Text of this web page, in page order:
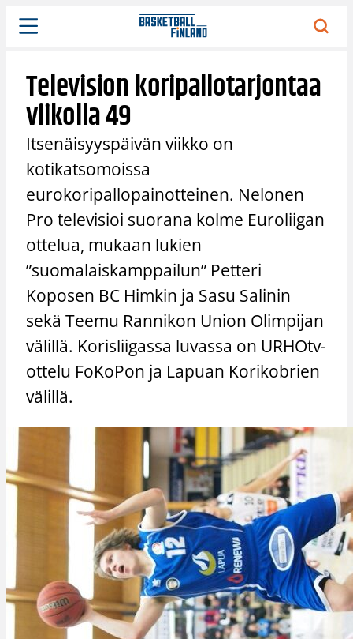
Siirry
sisältöön
Television koripallotarjontaa
viikolla 49
Itsenäisyyspäivän viikko on
kotikatsomoissa
eurokoripallopainotteinen. Nelonen
Pro televisioi suorana kolme Euroliigan
ottelua, mukaan lukien
”suomalaiskamppailun” Petteri
Koposen BC Himkin ja Sasu Salinin
sekä Teemu Rannikon Union Olimpijan
välillä. Korisliigassa luvassa on URHOtv-
ottelu FoKoPon ja Lapuan Korikobrien
välillä.